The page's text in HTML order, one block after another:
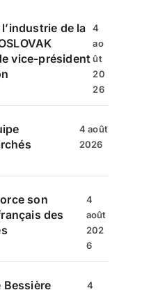
de la
vice-président
4
ao
ût
20
26
4 août
2026
son
des
4
août
202
6
Bessière
4